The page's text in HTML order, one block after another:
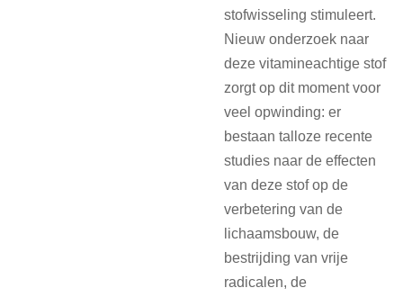
stofwisseling stimuleert.
Nieuw onderzoek naar
deze vitamineachtige stof
zorgt op dit moment voor
veel opwinding: er
bestaan talloze recente
studies naar de effecten
van deze stof op de
verbetering van de
lichaamsbouw, de
bestrijding van vrije
radicalen, de